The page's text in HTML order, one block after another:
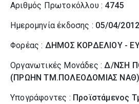
Αριθμός Πρωτοκόλλου : 4745
Ημερομηνία έκδοσης : 05/04/2012
Φορέας : ΔΗΜΟΣ ΚΟΡΔΕΛΙΟΥ -
Οργανωτικές Μονάδες :Δ/ΝΣΗ
(ΠΡΩΗΝ ΤΜ.ΠΟΛΕΟΔΟΜΙΑΣ ΝΑΘ)
Υπογράφοντες : Προϊστάμενος